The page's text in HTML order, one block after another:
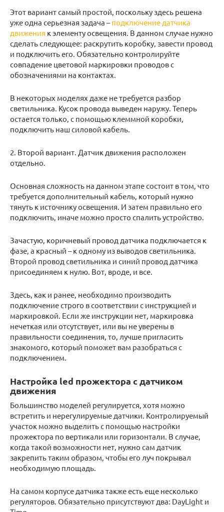
Этот вариант самый простой, поскольку здесь решена
уже одна серьезная задача –подключение датчика
движения к элементу освещения. В данном случае нужно
сделать следующее: раскрутить коробку, завести провод
и подключить его. Обязательно контролируйте
совпадение цветовой маркировки проводов с
обозначениями на контактах.
В некоторых моделях даже не требуется разбор
светильника. Кусок провода выведен наружу. Теперь
остается только, с помощью клеммной коробки,
подключить наш силовой кабель.
2. Второй вариант. Датчик движения расположен
отдельно.
Основная сложность на данном этапе состоит в том, что
требуется дополнительный кабель, который нужно
тянуть к источнику освещения. И затем правильно его
подключить, иначе можно просто спалить устройство.
Зачастую, коричневый провод датчика подключается к
фазе, а красный – к одному из выводов светильника.
Второй провод светильника и синий провод датчика
присоединяем к нулю. Вот, вроде, и все.
Здесь, как и ранее, необходимо производить
подключение строго в соответствии с инструкцией и
маркировкой. Если же инструкции нет, маркировка
нечеткая или отсутствует, или вы не уверены в
правильности соединения, то, лучше пригласить
знакомого, который поможет вам разобраться с
подключением.
Настройка led прожектора с датчиком
движения
Большинство моделей регулируется, хотя можно
встретить и нерегулируемые датчики. Контролируемый
участок можно выделить с помощью настройки
прожектора по вертикали или горизонтали. В случае,
когда такой возможности нет, нужно сам датчик
закрепить таким образом, чтобы его луч покрывал
необходимую площадь.
На самом корпусе датчика также есть еще несколько
регуляторов. Обязательно присутствуют два: DayLight и